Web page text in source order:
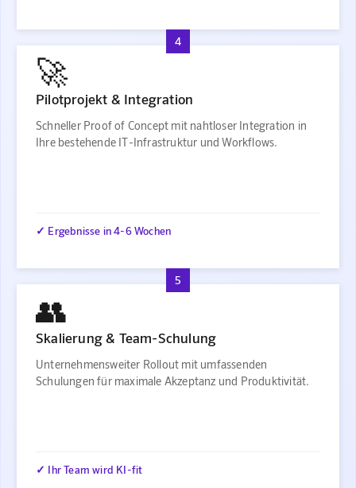
4
🚀
Pilotprojekt & Integration
Schneller Proof of Concept mit nahtloser Integration in
Ihre bestehende IT-Infrastruktur und Workflows.
✓ Ergebnisse in 4-6 Wochen
5
👥
Skalierung & Team-Schulung
Unternehmensweiter Rollout mit umfassenden
Schulungen für maximale Akzeptanz und Produktivität.
✓ Ihr Team wird KI-fit